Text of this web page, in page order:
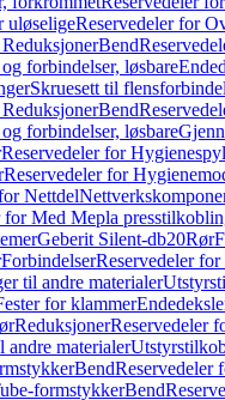
uløseligeReservedeler for
Bend
forbindelser, løsbare
Skruesett til
Bend
forbindelser, løsbare
Reservedeler for
Reservedeler for
Nettdel
for Med Mepla
Geberit Silent-db20Rør
ForbindelserReservedeler
til andre materialer
for klammer
ReduksjonerReservedeler
andre materialer
BendReservedeler
formstykkerBend